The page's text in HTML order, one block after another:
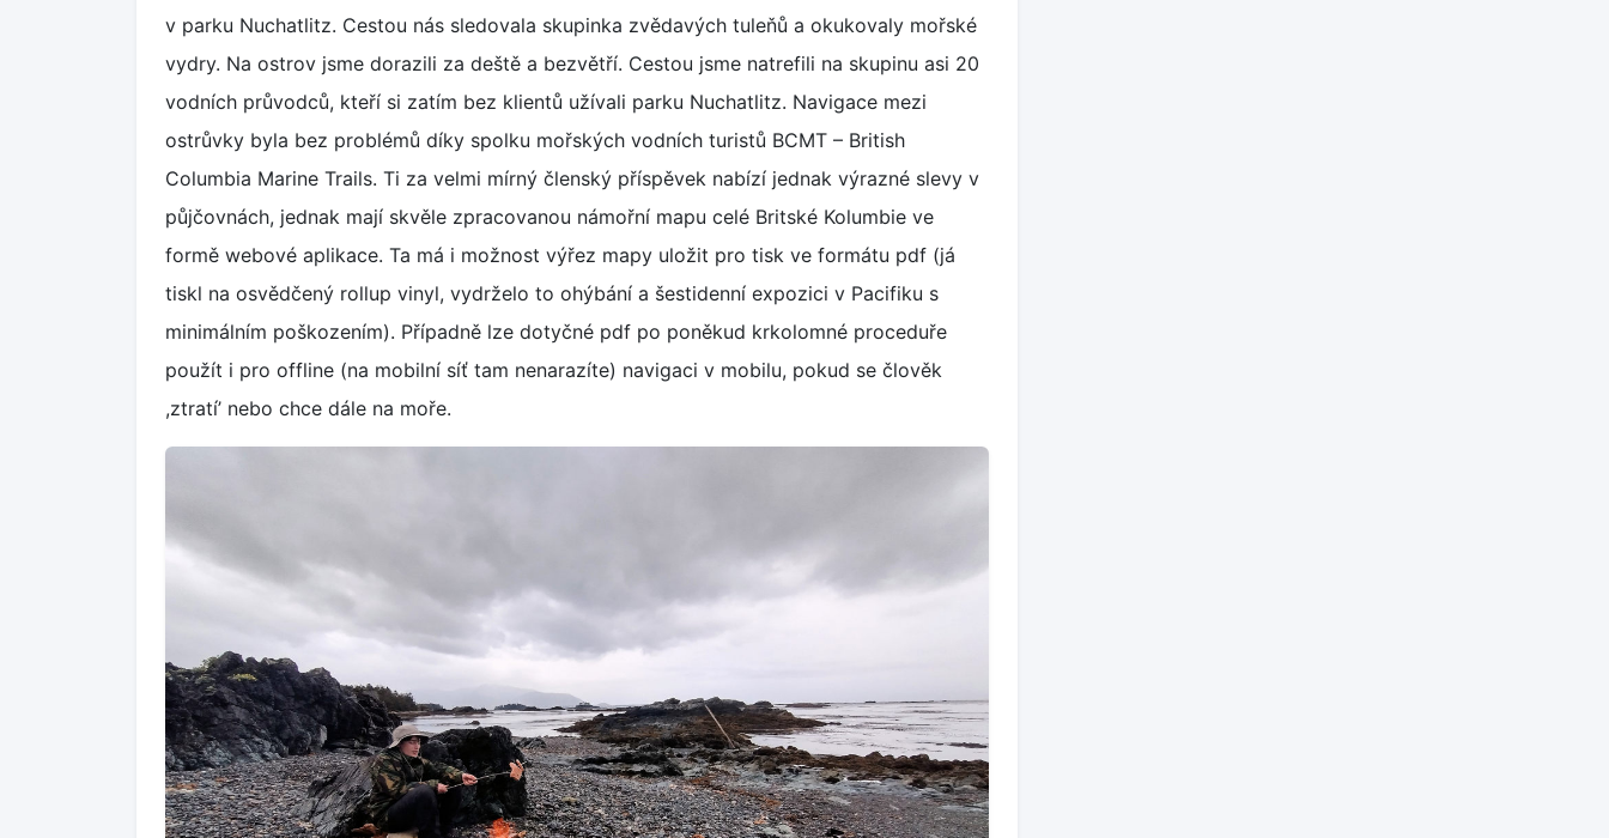
v parku Nuchatlitz. Cestou nás sledovala skupinka zvědavých tuleňů a okukovaly mořské
vydry. Na ostrov jsme dorazili za deště a bezvětří. Cestou jsme natrefili na skupinu asi 20
vodních průvodců, kteří si zatím bez klientů užívali parku Nuchatlitz. Navigace mezi
ostrůvky byla bez problémů díky spolku mořských vodních turistů BCMT – British
Columbia Marine Trails. Ti za velmi mírný členský příspěvek nabízí jednak výrazné slevy v
půjčovnách, jednak mají skvěle zpracovanou námořní mapu celé Britské Kolumbie ve
formě webové aplikace. Ta má i možnost výřez mapy uložit pro tisk ve formátu pdf (já
tiskl na osvědčený rollup vinyl, vydrželo to ohýbání a šestidenní expozici v Pacifiku s
minimálním poškozením). Případně lze dotyčné pdf po poněkud krkolomné proceduře
použít i pro offline (na mobilní síť tam nenarazíte) navigaci v mobilu, pokud se člověk
,ztratí’ nebo chce dále na moře.